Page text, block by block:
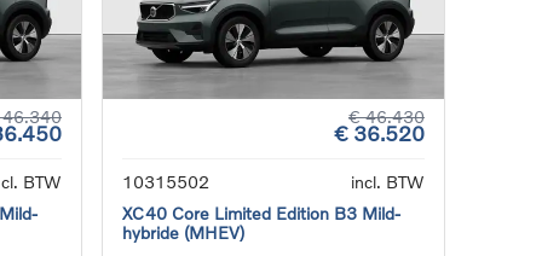
BTW
€ 46.430
€ 36.520
10315502
incl. BTW
XC40 Core Limited Edition B3 Mild-
hybride (MHEV)